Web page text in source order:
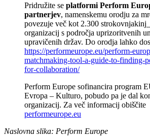
Pridružite se platformi Perform
partnerjev, namenskemu orodju za
povezuje več kot 2.300
organizacij s področja uprizoritvenih
upravičenih držav. Do orodja lahko
https://performeurope.eu/perform-
matchmaking-tool-a-guide-to-finding-
for-collaboration/
Perform Europe sofinancira program
Evropa – Kulturo, pobudo pa je dal
organizacij. Za več informacij obiščite
performeurope.eu
Naslovna slika: Perform Europe